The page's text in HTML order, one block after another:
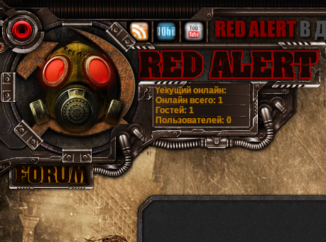
Онлайн всего: 1
Гостей: 1
Пользователей: 0
текущий онлайн: